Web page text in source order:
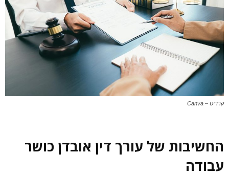
קרדיט – Canva
החשיבות של עורך דין אובדן כושר
עבודה